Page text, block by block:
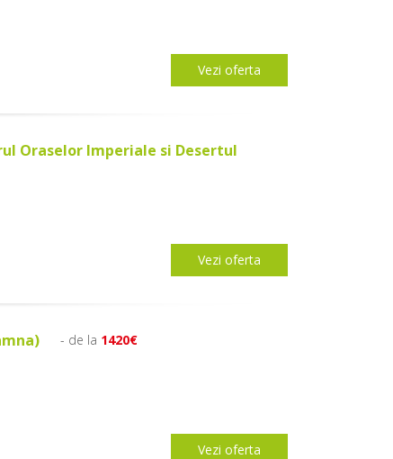
Vezi oferta
Oraselor Imperiale si Desertul
Vezi oferta
- de la 1420€
Vezi oferta